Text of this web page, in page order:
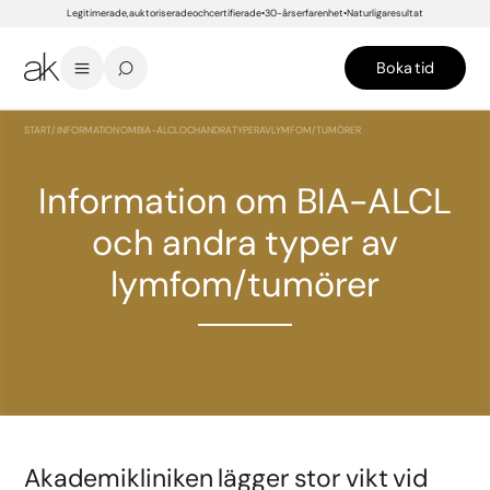
Legitimerade, auktoriserade och certifierade 30-års erfarenhet Naturliga resultat
Boka tid
START/INFORMATION OM BIA-ALCL OCH ANDRA TYPER AV LYMFOM/TUMÖRER
Information om BIA-ALCL
och andra typer av
lymfom/tumörer
Akademikliniken lägger stor vikt vid